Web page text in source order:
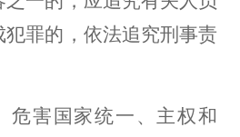
犯罪的，依法追究刑事责
危害国家统一、主权和